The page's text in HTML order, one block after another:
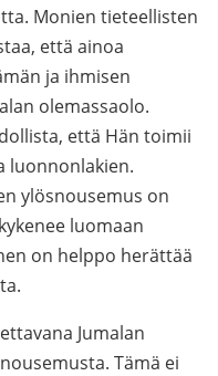
Monien tieteellisten
että ainoa
ja ihmisen
olemassaolo.
että Hän toimii
luonnonlakien.
ylösnousemus on
luomaan
on helppo herättää
Jumalan
Tämä ei